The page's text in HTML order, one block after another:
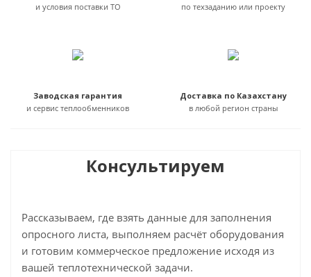
и условия поставки ТО
по техзаданию или проекту
Заводская гарантия
и сервис теплообменников
Доставка по Казахстану
в любой регион страны
Консультируем
Рассказываем, где взять данные для заполнения
опросного листа, выполняем расчёт оборудования
и готовим коммерческое предложение исходя из
вашей теплотехнической задачи.